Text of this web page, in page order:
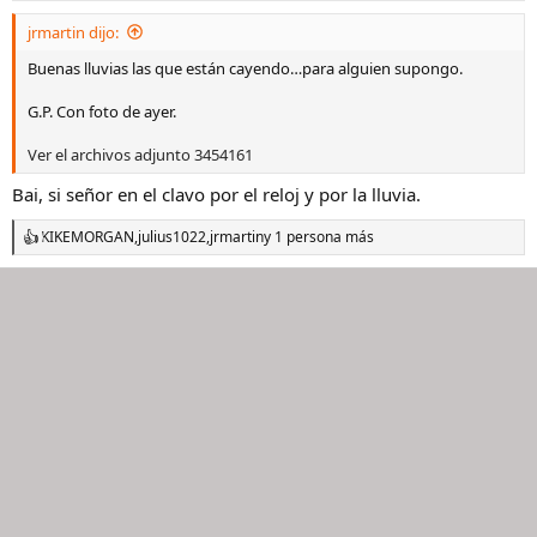
jrmartin dijo:
Buenas lluvias las que están cayendo…para alguien supongo.
G.P. Con foto de ayer.
Ver el archivos adjunto 3454161
Bai, si señor en el clavo por el reloj y por la lluvia.
R
e
KIKEMORGAN,julius1022,jrmartiny 1 persona más